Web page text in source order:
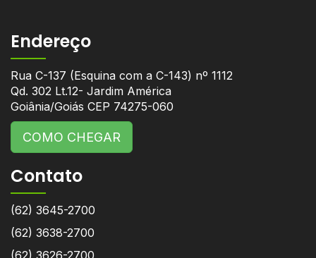
Endereço
Rua C-137 (Esquina com a C-143) nº 1112
Qd. 302 Lt.12- Jardim América
Goiânia/Goiás CEP 74275-060
COMO CHEGAR
Contato
(62) 3645-2700
(62) 3638-2700
(62) 3626-2700